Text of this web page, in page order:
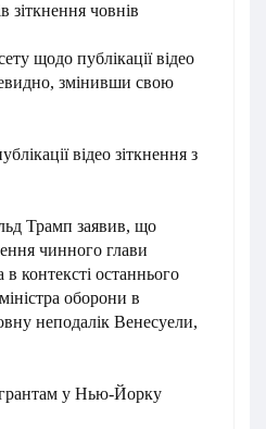
зіткнення човнів
щодо публікації відео
змінивши свою
відео зіткнення з
Трамп заявив, що
чинного глави
контексті останнього
оборони в
неподалік Венесуели,
у Нью-Йорку